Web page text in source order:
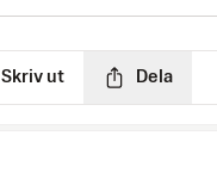
Skriv ut Dela